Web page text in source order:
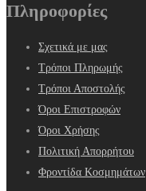
Πληροφορίες
Σχετικά με μας
Τρόποι Πληρωμής
Τρόποι Αποστολής
Όροι Επιστροφών
Όροι Χρήσης
Πολιτική Απορρήτου
Φροντίδα Κοσμημάτων